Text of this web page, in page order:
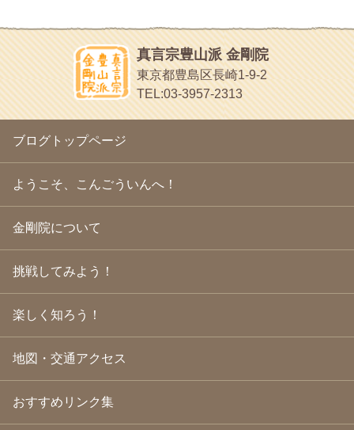
2010年6月(18)
2010年5月(22)
2010年4月(25)
2010年3月
(22)
2010年2月(23)
2010年1月(23)
(18)
2009年11月
(20)
2009年10月(20)
2009年9月 (20)
2009年6月(22)
2009年5月(20)
2009年4月
(24)
2009年3月(21)
2009年2月(19)
2009年1月(25)
2008年10月
(31)
2008年9月(24)
2008年8月(24)
ほうげん日記
放言じゃなくて和尚さんの名前だよ
面白いサイトみつけたよ。
ヘェ～という感じ
chocolab.Air♪DIALY
ラブラドールのワンちゃんがかわいいよ
真言宗豊山派 金剛院
東京都豊島区長崎1-9-2
TEL:03-3957-2313
ブログトップページ
ようこそ、こんごういんへ！
金剛院について
挑戦してみよう！
楽しく知ろう！
地図・交通アクセス
おすすめリンク集